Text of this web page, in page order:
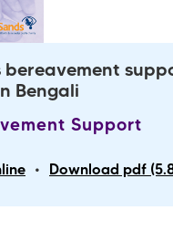
bereavement
Bengali
Support
• Download pdf